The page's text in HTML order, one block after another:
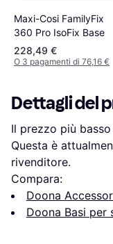
Maxi-Cosi FamilyFix
360 Pro IsoFix Base
228,49 €
O 3 pagamenti di 76,16 €
Dettagli del
Il prezzo più
Questa è
rivenditore.
Compara:
Doona
Doona Basi per